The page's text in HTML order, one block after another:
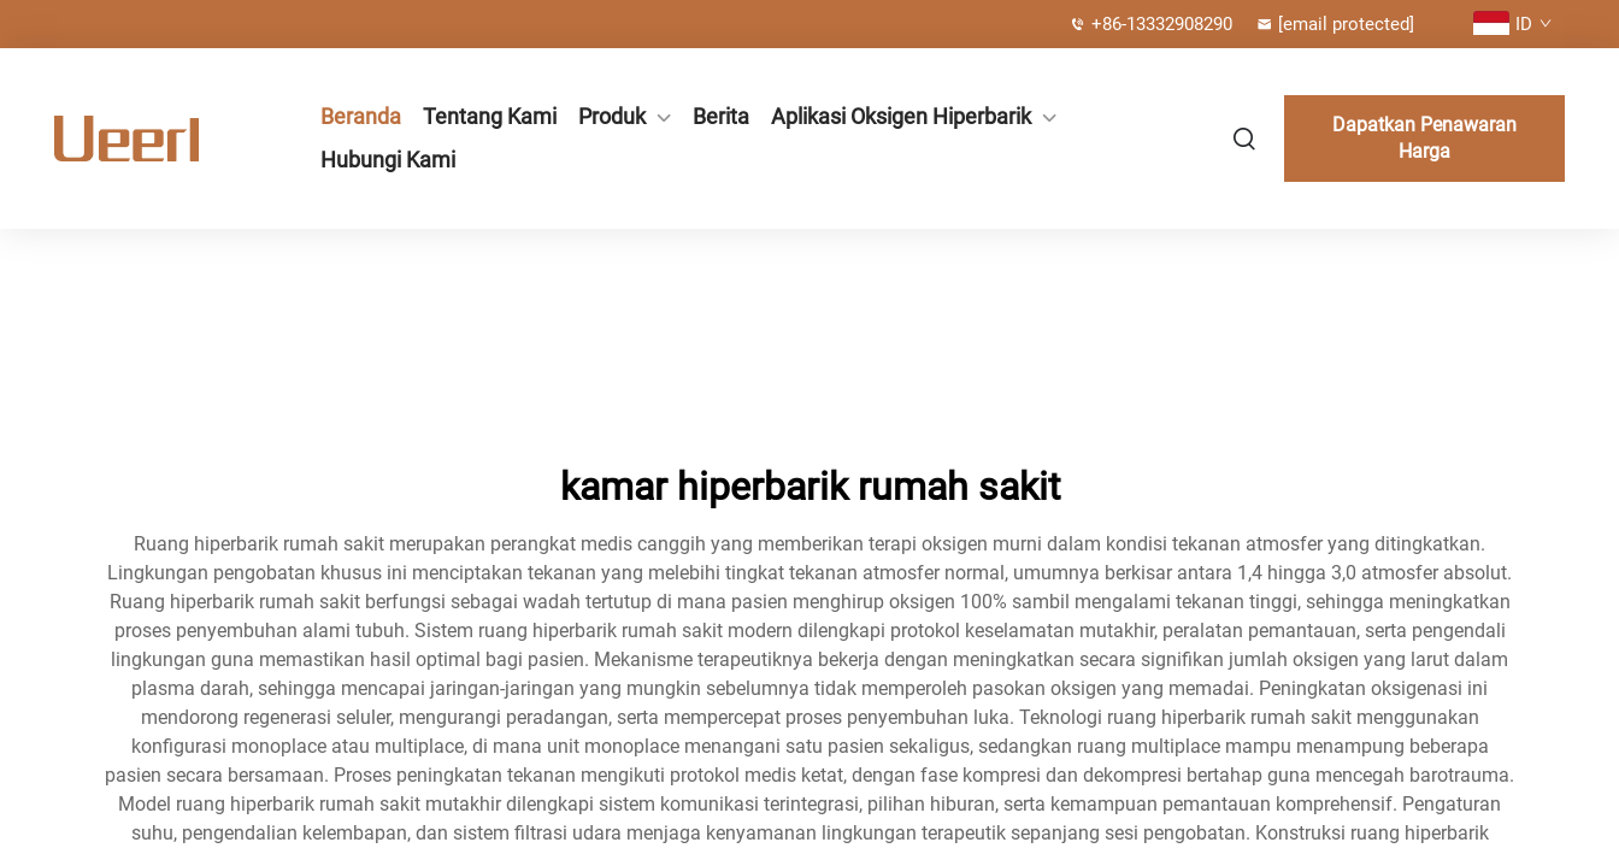
+86-13332908290 [email protected] ID
Beranda Tentang Kami Produk Berita
Aplikasi Oksigen Hiperbarik
Hubungi Kami
Dapatkan Penawaran
Harga
kamar hiperbarik rumah sakit
Ruang hiperbarik rumah sakit merupakan perangkat medis canggih yang memberikan terapi oksigen murni dalam kondisi tekanan atmosfer yang ditingkatkan.
Lingkungan pengobatan khusus ini menciptakan tekanan yang melebihi tingkat tekanan atmosfer normal, umumnya berkisar antara 1,4 hingga 3,0 atmosfer absolut.
Ruang hiperbarik rumah sakit berfungsi sebagai wadah tertutup di mana pasien menghirup oksigen 100% sambil mengalami tekanan tinggi, sehingga meningkatkan
proses penyembuhan alami tubuh. Sistem ruang hiperbarik rumah sakit modern dilengkapi protokol keselamatan mutakhir, peralatan pemantauan, serta pengendali
lingkungan guna memastikan hasil optimal bagi pasien. Mekanisme terapeutiknya bekerja dengan meningkatkan secara signifikan jumlah oksigen yang larut dalam
plasma darah, sehingga mencapai jaringan-jaringan yang mungkin sebelumnya tidak memperoleh pasokan oksigen yang memadai. Peningkatan oksigenasi ini
mendorong regenerasi seluler, mengurangi peradangan, serta mempercepat proses penyembuhan luka. Teknologi ruang hiperbarik rumah sakit menggunakan
konfigurasi monoplace atau multiplace, di mana unit monoplace menangani satu pasien sekaligus, sedangkan ruang multiplace mampu menampung beberapa
pasien secara bersamaan. Proses peningkatan tekanan mengikuti protokol medis ketat, dengan fase kompresi dan dekompresi bertahap guna mencegah barotrauma.
Model ruang hiperbarik rumah sakit mutakhir dilengkapi sistem komunikasi terintegrasi, pilihan hiburan, serta kemampuan pemantauan komprehensif. Pengaturan
suhu, pengendalian kelembapan, dan sistem filtrasi udara menjaga kenyamanan lingkungan terapeutik sepanjang sesi pengobatan. Konstruksi ruang hiperbarik